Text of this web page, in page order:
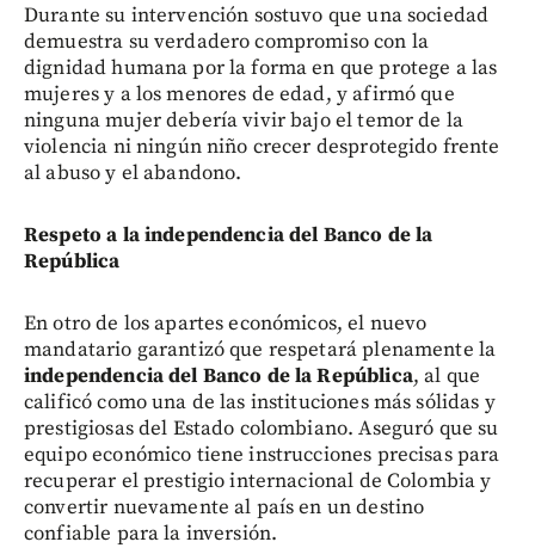
Durante su intervención sostuvo que una sociedad
demuestra su verdadero compromiso con la
dignidad humana por la forma en que protege a las
mujeres y a los menores de edad, y afirmó que
ninguna mujer debería vivir bajo el temor de la
violencia ni ningún niño crecer desprotegido frente
al abuso y el abandono.
Respeto a la independencia del Banco de la
República
En otro de los apartes económicos, el nuevo
mandatario garantizó que respetará plenamente la
independencia del Banco de la República, al que
calificó como una de las instituciones más sólidas y
prestigiosas del Estado colombiano. Aseguró que su
equipo económico tiene instrucciones precisas para
recuperar el prestigio internacional de Colombia y
convertir nuevamente al país en un destino
confiable para la inversión.